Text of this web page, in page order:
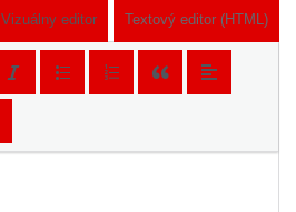
Vizuálny editor Textový editor (HTML)